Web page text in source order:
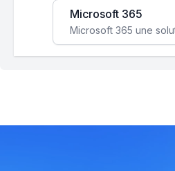
Microsoft 365